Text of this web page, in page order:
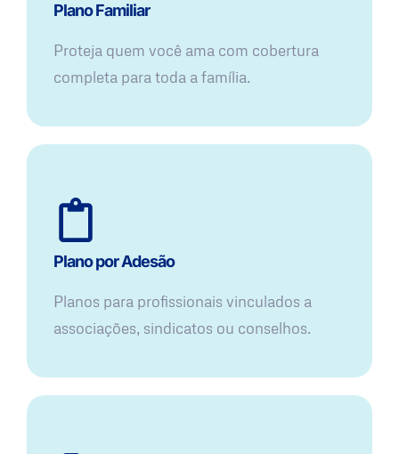
Plano Familiar
Proteja quem você ama com cobertura
completa para toda a família.
Plano por Adesão
Planos para profissionais vinculados a
associações, sindicatos ou conselhos.